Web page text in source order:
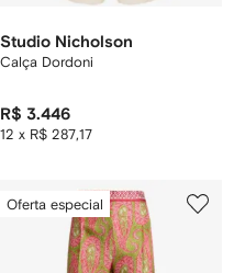
Studio Nicholson
Calça Dordoni
R$ 3.446
12 x R$ 287,17
Oferta especial